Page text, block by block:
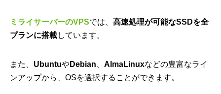
ミライサーバーのVPSでは、 高速処理が可能なSSDを全
プランに搭載しています。
また、 UbuntuやDebian AlmaLinuxなどの豊富なライ
ンアップから、OSを選択することができます。